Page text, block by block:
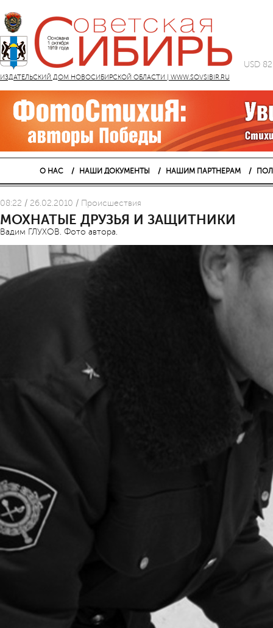
ИЗДАТЕЛЬСКИЙ ДОМ НОВОСИБИРСКОЙ ОБЛАСТИ | WWW.SOVSIBIR.RU
USD
О НАС НАШИ ДОКУМЕНТЫ НАШИМ ПАРТНЕРАМ
08:22 / 26.02.2010 / Проиcшествия
МОХНАТЫЕ ДРУЗЬЯ И ЗАЩИТНИКИ
Вадим ГЛУХОВ. Фото автора.